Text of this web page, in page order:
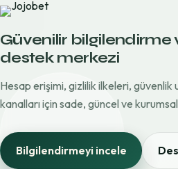
Güvenilir bilgilendirme
destek merkezi
Hesap erişimi, gizlilik ilkeleri, güvenlik
kanalları için sade, güncel ve
Bilgilendirmeyi incele